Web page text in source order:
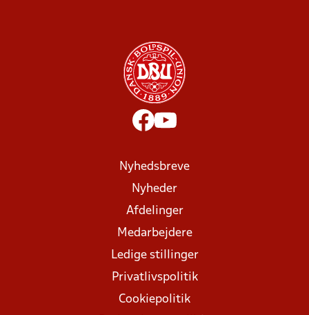
Nyhedsbreve
Nyheder
Afdelinger
Medarbejdere
Ledige stillinger
Privatlivspolitik
Cookiepolitik